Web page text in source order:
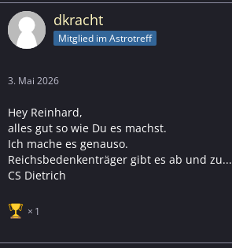
dkracht
Mitglied im Astrotreff
3. Mai 2026
Hey Reinhard,
alles gut so wie Du es machst.
Ich mache es genauso.
Reichsbedenkenträger gibt es ab und zu...
CS Dietrich
1